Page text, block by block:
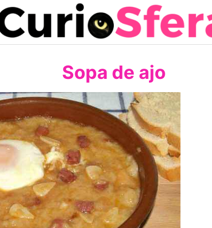
Sopa de ajo